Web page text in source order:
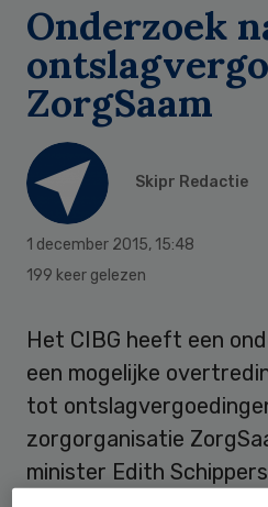
Onderzoek
ZorgSaam
Skipr Redactie
1 december 2015, 15:48
199 keer gelezen
Het CIBG heeft een
een mogelijke
tot
zorgorganisatie
minister Edith